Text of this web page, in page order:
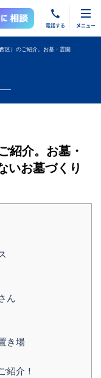
電話する メニュー
区）のご紹介。お墓・霊園
紹介。お墓・
いお墓づくり
ん
き場
紹介！